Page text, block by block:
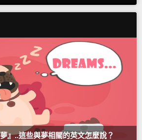
』..這些與夢相關的英文怎麼說？